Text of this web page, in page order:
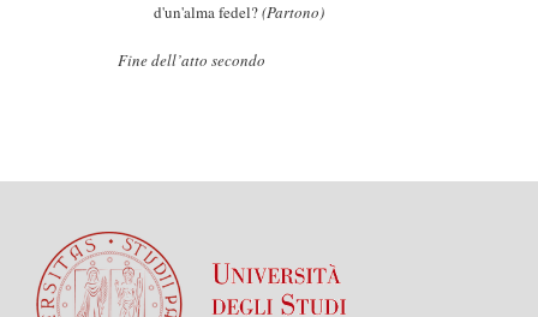
d'un'alma fedel?(Partono)
Fine dell’atto secondo